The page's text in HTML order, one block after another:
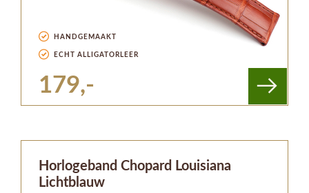
HANDGEMAAKT
ECHT ALLIGATORLEER
179,-
Horlogeband Chopard Louisiana
Lichtblauw